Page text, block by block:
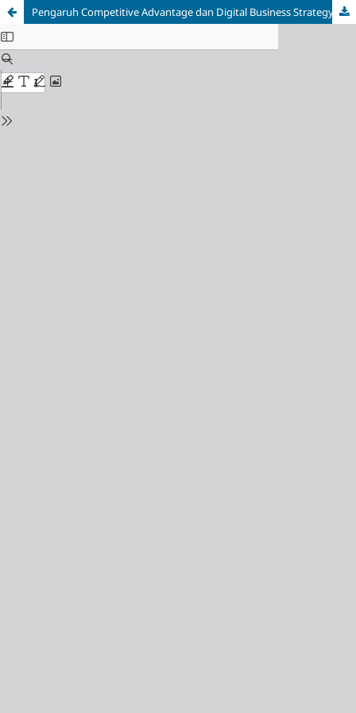
Pengaruh Competitive Advantage dan Digital Business Strategy terhadap Financial Performance dengan Digital Marketing Sebagai Variabel Moderasi